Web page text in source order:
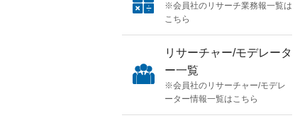
※会員社のリサーチ業務報一覧は
こちら
リサーチャー/モデレータ
ー一覧
※会員社のリサーチャー/モデレ
ーター情報一覧はこちら